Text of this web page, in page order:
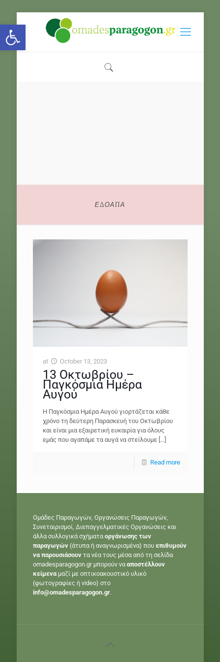
Open toolbar
ΕΔΟΑΠΑ
at October 13, 2023
13 Οκτωβρίου –
Παγκόσμια Ημέρα
Αυγού
Η Παγκόσμια Ημέρα Αυγού γιορτάζεται κάθε
χρόνο τη δεύτερη Παρασκευή του Οκτωβρίου
και είναι μια εξαιρετική ευκαιρία για όλους
εμάς που αγαπάμε τα αυγά να στείλουμε[…]
Read more
Ομάδες Παραγωγών, Οργανώσεις Παραγωγών,
Συνεταιρισμοί, Διεπαγγελματικές Οργανώσεις και
άλλα συλλογικά σχήματαοργάνωσης των
παραγωγών(άτυπα ή αναγνωρισμένα) που επιθυμούν
να παρουσιάσουντα νέα τους μέσα από τη σελίδα
omadesparagogon.gr μπορούν νααποστέλλουν
κείμεναμαζί με οπτικοακουστικό υλικό
(φωτογραφίες ή video) στο
info@omadesparagogon.gr.